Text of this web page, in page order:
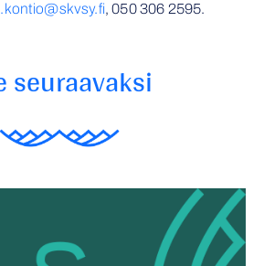
,050 306 2595.
seuraavaksi